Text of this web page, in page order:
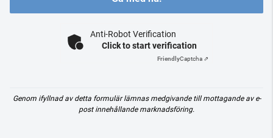
Anti-Robot Verification
Click to start verification
FriendlyCaptcha ⇗
Genom ifyllnad av detta formulär lämnas medgivande till mottagande av e-
post innehållande marknadsföring.